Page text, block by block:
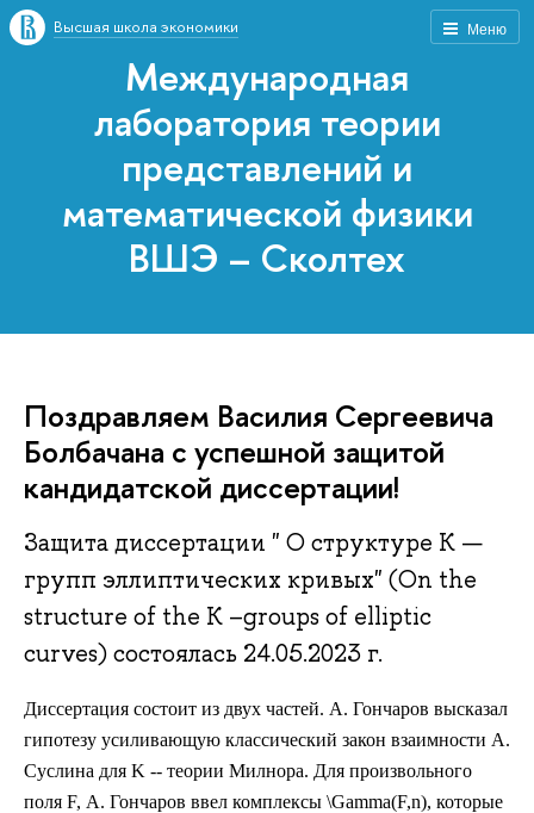
Меню
Высшая школа экономики
Международная
лаборатория теории
представлений и
математической физики
ВШЭ – Сколтех
Поздравляем Василия Сергеевича
Болбачана с успешной защитой
кандидатской диссертации!
Защита диссертации " О структуре K —
групп эллиптических кривых" (On the
structure of the K –groups of elliptic
curves) состоялась 24.05.2023 г.
Диссертация состоит из двух частей. А. Гончаров высказал
гипотезу усиливающую классический закон взаимности А.
Суслина для K -- теории Милнора. Для произвольного
поля F, А. Гончаров ввел комплексы \Gamma(F,n), которые